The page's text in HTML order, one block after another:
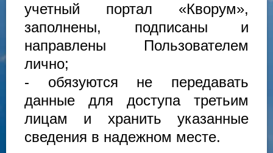
учетный портал «Кворум»,
заполнены, подписаны и
направлены Пользователем
лично;
- обязуются не передавать
данные для доступа третьим
лицам и хранить указанные
сведения в надежном месте.